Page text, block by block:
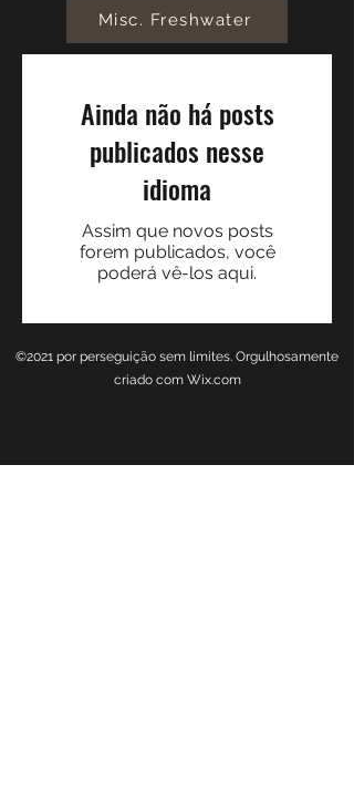
Misc. Freshwater
Ainda não há posts
publicados nesse
idioma
Assim que novos posts
forem publicados, você
poderá vê-los aqui.
©2021 por perseguição sem limites. Orgulhosamente
criado com Wix.com